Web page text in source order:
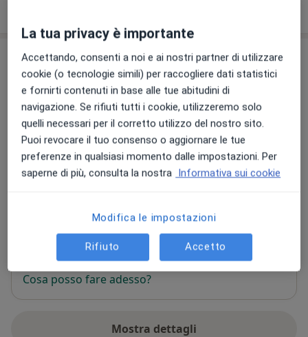
Indirizzi (3)
Indirizzo 1 Online Indirizzo 2
Studio Privato Bari
Via Guido Dorso 49, Bari70124
Disponibilità
Questo dottore non offre prenotazioni online a
questo indirizzo
Cosa posso fare adesso?
Mostra dettagli
La tua privacy è importante
Accettando, consenti a noi e ai nostri partner di utilizzare
cookie (o tecnologie simili) per raccogliere dati statistici
e fornirti contenuti in base alle tue abitudini di
navigazione. Se rifiuti tutti i cookie, utilizzeremo solo
quelli necessari per il corretto utilizzo del nostro sito.
Puoi revocare il tuo consenso o aggiornare le tue
preferenze in qualsiasi momento dalle impostazioni. Per
saperne di più, consulta la nostra Informativa sui cookie
Modifica le impostazioni
Rifiuto Accetto